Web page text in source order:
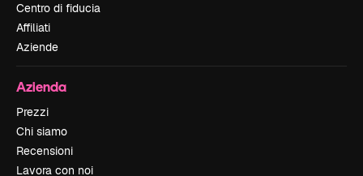
Centro di fiducia
Affiliati
Aziende
Azienda
Prezzi
Chi siamo
Recensioni
Lavora con noi